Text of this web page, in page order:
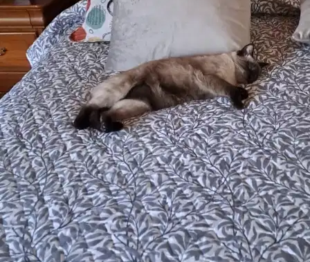
Nuovo
Travagliato, 25039
a 13,3 km di distanza
25 €da